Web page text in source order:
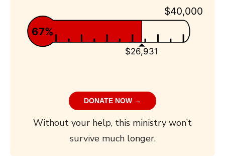
$40,000
$26,931
67%
DONATE NOW →
Without your help, this ministry won’t
survive much longer.